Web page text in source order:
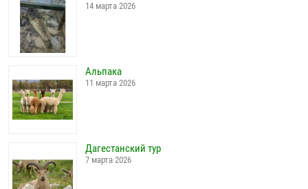
14 марта 2026
Альпака
11 марта 2026
Дагестанский тур
7 марта 2026